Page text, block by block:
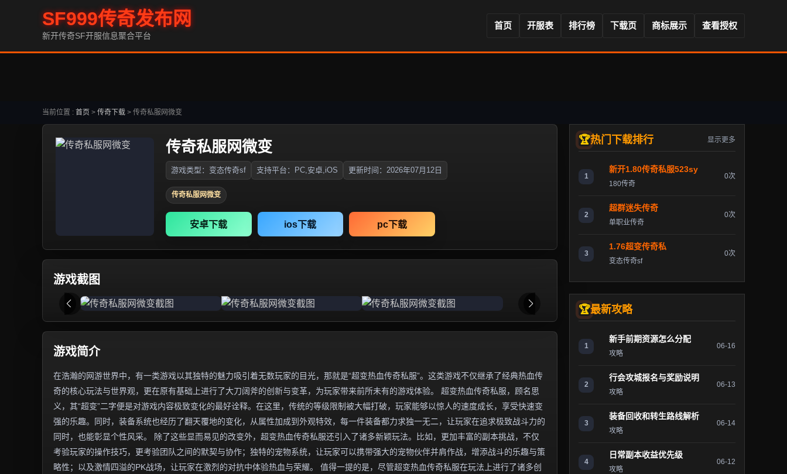
SF999传奇发布网
新开传奇SF开服信息聚合平台
首页 开服表 排行榜 下载页 商标展示 查看授权
当前位置 : 首页 > 传奇下载 > 传奇私服网微变
传奇私服网微变
游戏类型：变态传奇sf 支持平台：PC,安卓,iOS 更新时间：2026年07月12日
传奇私服网微变
安卓下载 ios下载 pc下载
游戏截图
游戏简介
在浩瀚的网游世界中，有一类游戏以其独特的魅力吸引着无数玩家的目光，那就是“超变热血传奇私服”。这类游戏不仅继承了经典热血传
奇的核心玩法与世界观，更在原有基础上进行了大刀阔斧的创新与变革，为玩家带来前所未有的游戏体验。 超变热血传奇私服，顾名思
义，其“超变”二字便是对游戏内容极致变化的最好诠释。在这里，传统的等级限制被大幅打破，玩家能够以惊人的速度成长，享受快速变
强的乐趣。同时，装备系统也经历了翻天覆地的变化，从属性加成到外观特效，每一件装备都力求独一无二，让玩家在追求极致战斗力的
同时，也能彰显个性风采。 除了这些显而易见的改变外，超变热血传奇私服还引入了诸多新颖玩法。比如，更加丰富的副本挑战，不仅
考验玩家的操作技巧，更考验团队之间的默契与协作；独特的宠物系统，让玩家可以携带强大的宠物伙伴并肩作战，增添战斗的乐趣与策
略性；以及激情四溢的PK战场，让玩家在激烈的对抗中体验热血与荣耀。 值得一提的是，尽管超变热血传奇私服在玩法上进行了诸多创
热门下载排行 显示更多
1
新开1.80传奇私服523sy
180传奇
0次
2
超群迷失传奇
单职业传奇
0次
3
1.76超变传奇私
变态传奇sf
0次
最新攻略
1
新手前期资源怎么分配
攻略
06-16
2
行会攻城报名与奖励说明
攻略
06-13
3
装备回收和转生路线解析
攻略
06-14
4
日常副本收益优先级
攻略
06-12